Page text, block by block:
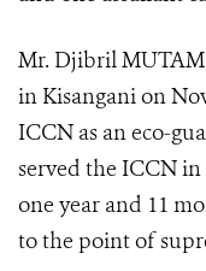
Mr. Djibril
in Kisangani on
ICCN as an eco-
served the ICCN
one year and 11
to the point of